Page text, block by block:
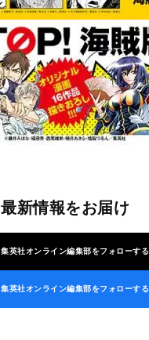
最新情報をお届け
集英社オンライン編集部をフォローする
集英社オンライン編集部をフォローする